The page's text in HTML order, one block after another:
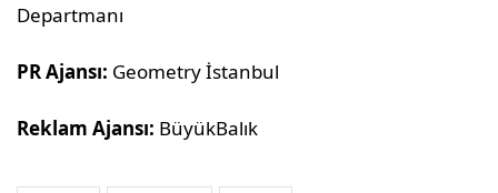
Departmanı
PR Ajansı: Geometry İstanbul
Reklam Ajansı: BüyükBalık